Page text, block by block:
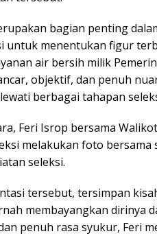
bagian penting
untuk menentukan figur
air bersih milik
objektif, dan penuh
berbagai tahapan
Feri Isrop bersama
melakukan foto
seleksi.
tersebut, tersimpan
membayangkan dirinya
penuh rasa syukur, Feri